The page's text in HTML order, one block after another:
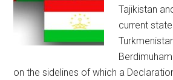
Tajikistan
current
on the sidelines of which a